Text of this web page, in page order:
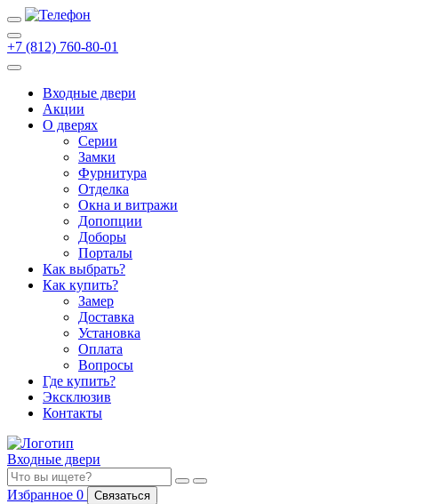
+7 (812) 760-80-01
Входные двери
Акции
О дверях
Cерии
Замки
Фурнитура
Отделка
Окна и витражи
Допопции
Доборы
Порталы
Как выбрать?
Как купить?
Замер
Доставка
Установка
Оплата
Вопросы
Где купить?
Эксклюзив
Контакты
Входные двери
Избранное 0 Связаться